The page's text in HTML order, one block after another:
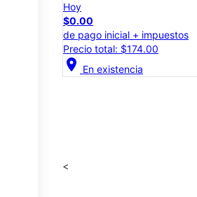
Hoy
$0.00
de pago inicial + impuestos
Precio total: $174.00
location_on En existencia
<